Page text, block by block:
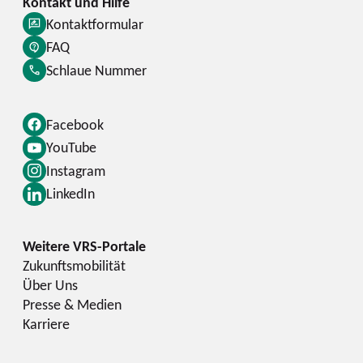
Facebook
YouTube
Instagram
LinkedIn
Kontaktformular
FAQ
Schlaue Nummer
Zukunftsmobilität
Über Uns
Presse & Medien
Karriere